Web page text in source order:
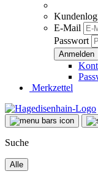
E-Mail
Passwort
Merkzettel
Suche
Alle